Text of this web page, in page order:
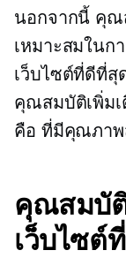
นอกจากนี้ คุณ
เหมาะสมในก
เว็บไซต์ที่ดีที่สุ
คุณสมบัติเพิ่มเ
คือ ที่มีคุณภาพ
คุณสมบัติ
เว็บไซต์